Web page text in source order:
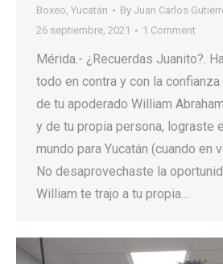
Boxeo, Yucatán By Juan Carlos
26 septiembre, 2021
1 Comment
Mérida.- ¿Recuerdas Juanito?.
todo en contra y con la
de tu apoderado William
y de tu propia persona, lograste
mundo para Yucatán (cuando en
No desaprovechaste la
William te trajo a tu propia…